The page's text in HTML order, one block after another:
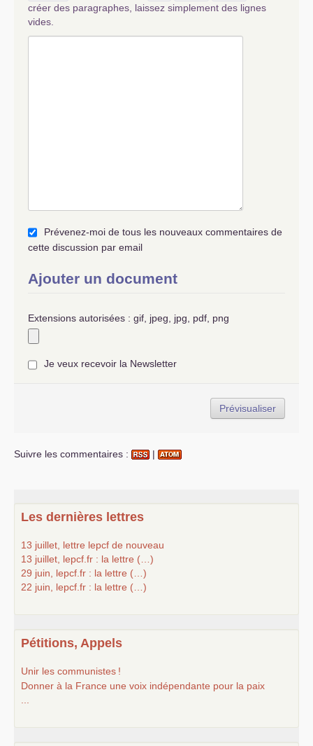
créer des paragraphes, laissez simplement des lignes
vides.
Prévenez-moi de tous les nouveaux commentaires de
cette discussion par email
Ajouter un document
Extensions autorisées : gif, jpeg, jpg, pdf, png
Je veux recevoir la Newsletter
Suivre les commentaires : |
Les dernières lettres
13 juillet, lettre lepcf de nouveau
13 juillet, lepcf.fr : la lettre (…)
29 juin, lepcf.fr : la lettre (…)
22 juin, lepcf.fr : la lettre (…)
Pétitions, Appels
Unir les communistes !
Donner à la France une voix indépendante pour la paix